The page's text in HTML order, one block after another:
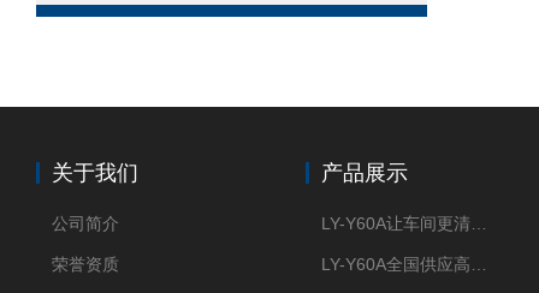
关于我们
公司简介
荣誉资质
产品展示